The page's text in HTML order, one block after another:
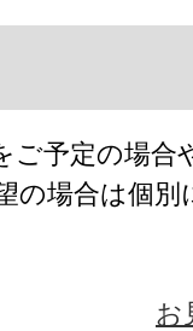
予定の場合
の場合は個別
お